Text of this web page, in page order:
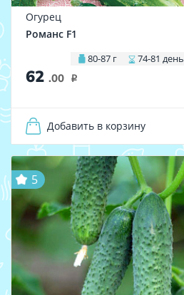
Огурец
Романс F1
80-87 г 74-81 день
62 .00 i
Добавить в корзину
5